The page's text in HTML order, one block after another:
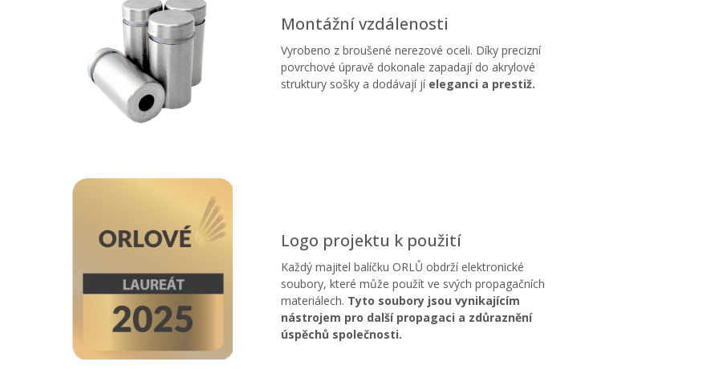
Montážní vzdálenosti
Vyrobeno z broušené nerezové oceli. Díky precizní
povrchové úpravě dokonale zapadají do akrylové
struktury sošky a dodávají jí eleganci a prestiž.
Logo projektu k použití
Každý majitel balíčku ORLŮ obdrží elektronické
soubory, které může použít ve svých propagačních
materiálech. Tyto soubory jsou vynikajícím
nástrojem pro další propagaci a zdůraznění
úspěchů společnosti.